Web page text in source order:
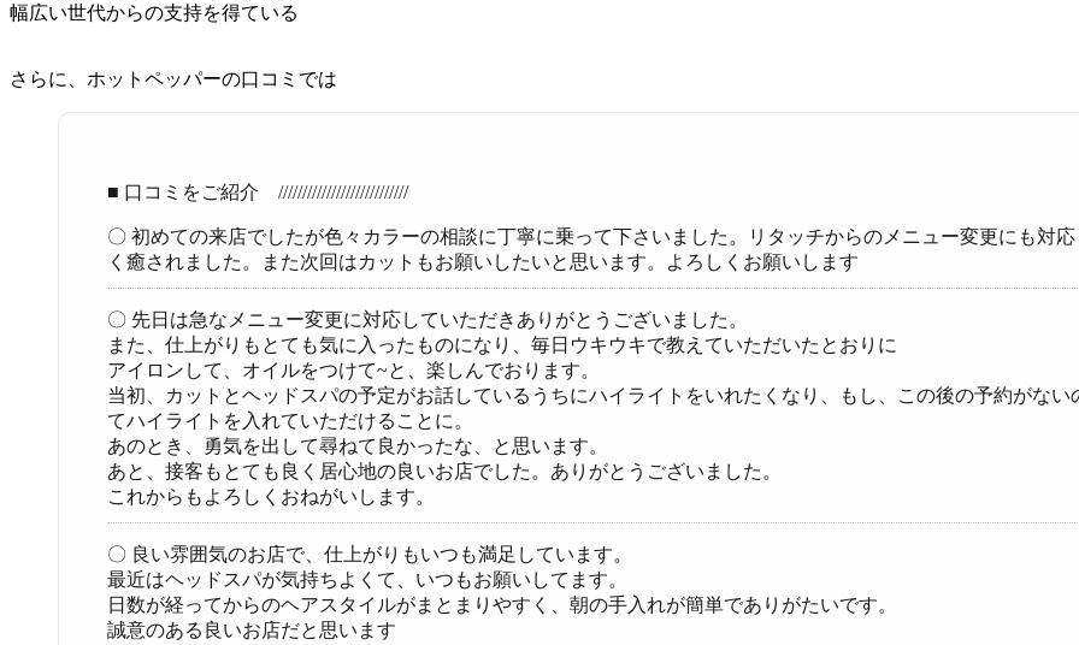
幅広い世代からの支持を得ている
さらに、ホットペッパーの口コミでは
■ 口コミをご紹介 ///////////////////////////
〇 初めての来店でしたが色々カラーの相談に丁寧に乗って下さいました。リタッチからのメニュー変更にも対
く癒されました。また次回はカットもお願いしたいと思います。よろしくお願いします
〇 先日は急なメニュー変更に対応していただきありがとうございました。
また、仕上がりもとても気に入ったものになり、毎日ウキウキで教えていただいたとおりに
アイロンして、オイルをつけて~と、楽しんでおります。
当初、カットとヘッドスパの予定がお話しているうちにハイライトをいれたくなり、もし、この後の予約がな
てハイライトを入れていただけることに。
あのとき、勇気を出して尋ねて良かったな、と思います。
あと、接客もとても良く居心地の良いお店でした。ありがとうございました。
これからもよろしくおねがいします。
〇 良い雰囲気のお店で、仕上がりもいつも満足しています。
最近はヘッドスパが気持ちよくて、いつもお願いしてます。
日数が経ってからのヘアスタイルがまとまりやすく、朝の手入れが簡単でありがたいです。
誠意のある良いお店だと思います